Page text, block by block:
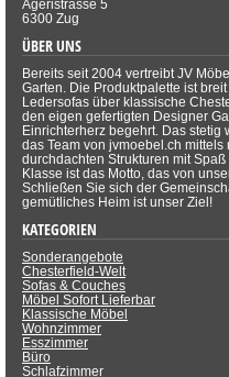
Ägeristrasse 5
6300 Zug
ÜBER UNS
Bereits seit 2004 vertreibt JV
Garten. Die Produktpalette ist
Ledersofas über klassische
den eigen gefertigten Designer
Einrichterherz begehrt. Das stetig
das Team von jvmoebel.ch
durchdachten Strukturen mit
Klasse ist das Motto, das von
Schließen Sie sich der
gemütliches Heim ist unser Ziel!
KATEGORIEN
Sonderangebote
Chesterfield-Welt
Sofas & Couches
Möbel Sofort Lieferbar
Klassische Möbel
Wohnzimmer
Esszimmer
Büro
Schlafzimmer